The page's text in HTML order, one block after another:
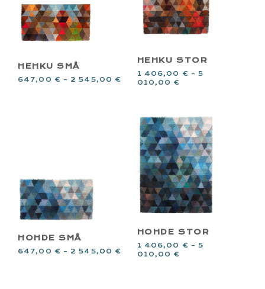
HEHKU SMÅ
647,00 € – 2 545,00 €
HEHKU STOR
1 406,00 € –5
010,00 €
HOHDE SMÅ
647,00 € – 2 545,00 €
HOHDE STOR
1 406,00 € –5
010,00 €